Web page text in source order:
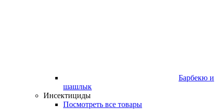
Барбекю и
шашлык
Инсектициды
Посмотреть все товары